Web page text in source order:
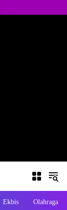
Ekbis Olahraga